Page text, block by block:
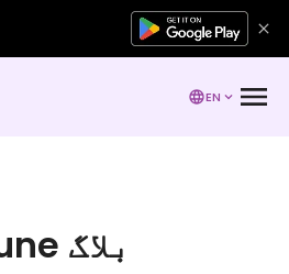
EN
Prune بلاگ